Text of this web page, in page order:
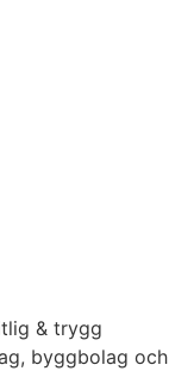
& trygg
byggbolag och